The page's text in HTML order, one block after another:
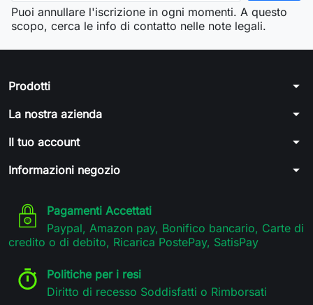
Puoi annullare l'iscrizione in ogni momenti. A questo
scopo, cerca le info di contatto nelle note legali.
Prodotti arrow_drop_down
La nostra azienda arrow_drop_down
Il tuo account arrow_drop_down
Informazioni negozio arrow_drop_down
Pagamenti Accettati
Paypal, Amazon pay, Bonifico bancario, Carte di
credito o di debito, Ricarica PostePay, SatisPay
Politiche per i resi
Diritto di recesso Soddisfatti o Rimborsati